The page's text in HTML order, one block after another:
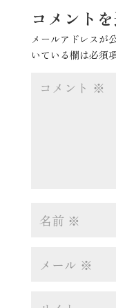
コメント
メールアドレスが
いている欄は必須